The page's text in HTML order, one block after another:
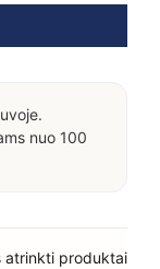
nuo 100
atrinkti produktai